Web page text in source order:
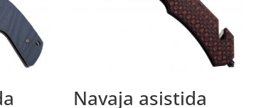
Navaja asistida